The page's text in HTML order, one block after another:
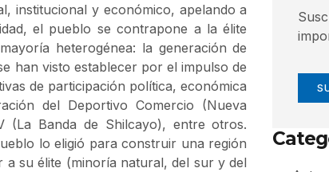
institucional y económico, apelando a
el pueblo se contrapone a la élite
heterogénea: la generación de
han visto establecer por el impulso de
de participación política, económica
del Deportivo Comercio (Nueva
(La Banda de Shilcayo), entre otros.
lo eligió para construir una región
a su élite (minoría natural, del sur y del